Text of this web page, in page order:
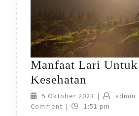
Manfaat Lari Untuk
Kesehatan
Lari
Untuk
5 Oktober 2023
Oktober
| admin
Comment | 1:51 pm